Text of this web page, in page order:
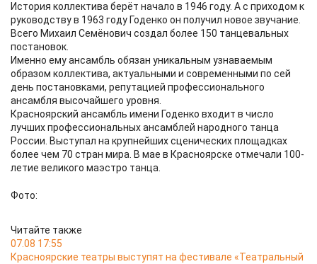
История коллектива берёт начало в 1946 году. А с приходом к
руководству в 1963 году Годенко он получил новое звучание.
Всего Михаил Семёнович создал более 150 танцевальных
постановок.
Именно ему ансамбль обязан уникальным узнаваемым
образом коллектива, актуальными и современными по сей
день постановками, репутацией профессионального
ансамбля высочайшего уровня.
Красноярский ансамбль имени Годенко входит в число
лучших профессиональных ансамблей народного танца
России. Выступал на крупнейших сценических площадках
более чем 70 стран мира. В мае в Красноярске отмечали 100-
летие великого маэстро танца.
Фото:
Читайте также
07.08 17:55
Красноярские театры выступят на фестивале «Театральный